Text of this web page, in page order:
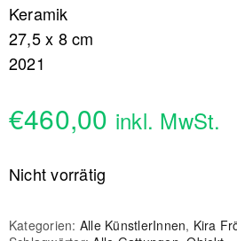
Keramik
27,5 x 8 cm
2021
€460,00 inkl. MwSt.
Nicht vorrätig
Kategorien: Alle KünstlerInnen, Kira